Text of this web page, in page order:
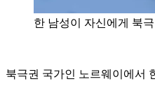
한 남성이 자신에게 북
북극권 국가인 노르웨이에서